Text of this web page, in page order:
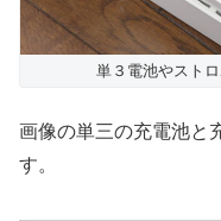
単３電池やスト
画像の単三の充電池と
す。